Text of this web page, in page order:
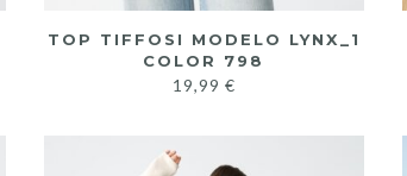
TOP TIFFOSI MODELO LYNX_1
COLOR 798
19,99 €